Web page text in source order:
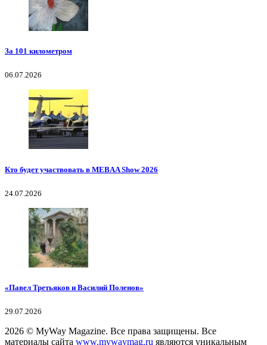
За 101 километром
06.07.2026
Кто будет участвовать в MEBAA Show 2026
24.07.2026
«Павел Третьяков и Василий Поленов»
29.07.2026
2026 © MyWay Magazine. Все права защищены. Все
материалы сайта www.mywaymag.ru являются уникальным